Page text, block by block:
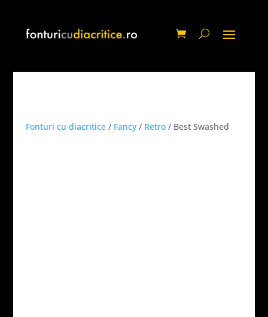
Fonturi cu diacritice/ Fancy/ Retro/ Best Swashed